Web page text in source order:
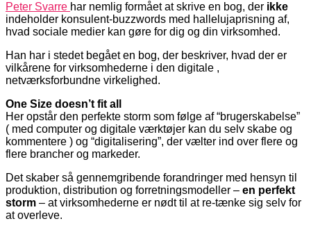
Peter Svarre har nemlig formået at skrive en bog, der ikke
indeholder konsulent-buzzwords med hallelujaprisning af,
hvad sociale medier kan gøre for dig og din virksomhed.
Han har i stedet begået en bog, der beskriver, hvad der er
vilkårene for virksomhederne i den digitale ,
netværksforbundne virkelighed.
One Size doesn’t fit all
Her opstår den perfekte storm som følge af “brugerskabelse”
( med computer og digitale værktøjer kan du selv skabe og
kommentere ) og “digitalisering”, der vælter ind over flere og
flere brancher og markeder.
Det skaber så gennemgribende forandringer med hensyn til
produktion, distribution og forretningsmodeller – en perfekt
storm – at virksomhederne er nødt til at re-tænke sig selv for
at overleve.